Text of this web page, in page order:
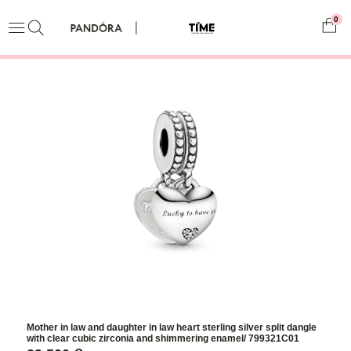
0
Mother in law and daughter in law heart sterling silver split dangle
with clear cubic zirconia and shimmering enamel/ 799321C01